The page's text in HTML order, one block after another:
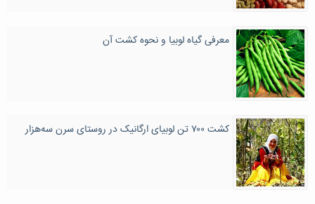
معرفی گیاه لوبیا و نحوه کشت آن
کشت ۷۰۰ تن لوبیای ارگانیک در روستای سرن سه‌هزار